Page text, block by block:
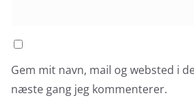
Gem mit navn, mail og websted i
næste gang jeg kommenterer.